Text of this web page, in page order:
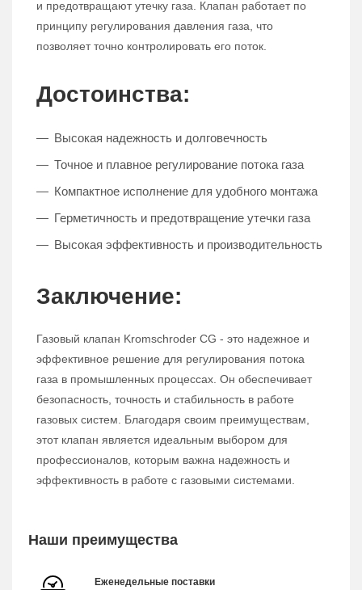
и предотвращают утечку газа. Клапан работает по
принципу регулирования давления газа, что
позволяет точно контролировать его поток.
Достоинства:
Высокая надежность и долговечность
Точное и плавное регулирование потока газа
Компактное исполнение для удобного монтажа
Герметичность и предотвращение утечки газа
Высокая эффективность и производительность
Заключение:
Газовый клапан Kromschroder CG - это надежное и
эффективное решение для регулирования потока
газа в промышленных процессах. Он обеспечивает
безопасность, точность и стабильность в работе
газовых систем. Благодаря своим преимуществам,
этот клапан является идеальным выбором для
профессионалов, которым важна надежность и
эффективность в работе с газовыми системами.
Наши преимущества
Еженедельные поставки